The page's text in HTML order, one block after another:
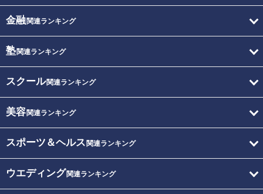
金融関連ランキング
塾関連ランキング
スクール関連ランキング
美容関連ランキング
スポーツ＆ヘルス 関連ランキング
ウエディング関連ランキング